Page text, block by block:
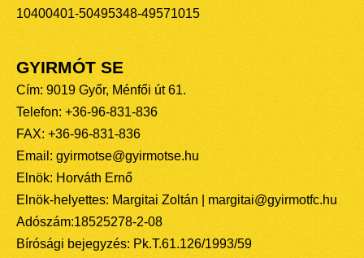
10400401-50495348-49571015
GYIRMÓT SE
Cím: 9019 Győr, Ménfői út 61.
Telefon: +36-96-831-836
FAX: +36-96-831-836
Email: gyirmotse@gyirmotse.hu
Elnök: Horváth Ernő
Elnök-helyettes: Margitai Zoltán | margitai@gyirmotfc.hu
Adószám:18525278-2-08
Bírósági bejegyzés: Pk.T.61.126/1993/59